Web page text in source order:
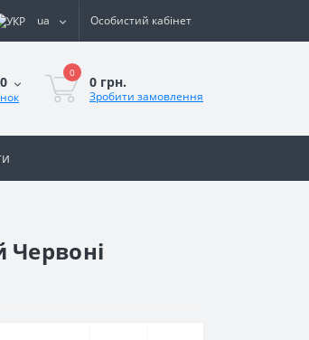
ua Особистий кабінет
0
0 грн.
Зробити замовлення
Червоні